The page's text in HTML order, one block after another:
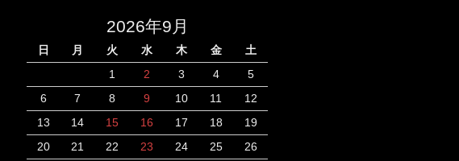
2026年9月
日 月 火 水 木 金
土
1
2 3 4
5
6
7 8 9 10 11
12
13
14 15 16 17 18
19
20
21 22 23 24 25
26